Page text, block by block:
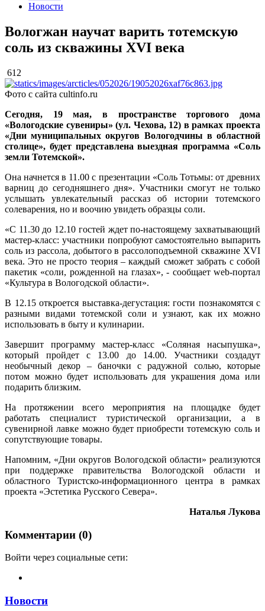
Новости
Вологжан научат варить тотемскую
соль из скважины XVI века
612
Фото с сайта cultinfo.ru
Сегодня, 19 мая, в пространстве торгового дома
«Вологодские сувениры» (ул. Чехова, 12) в рамках проекта
«Дни муниципальных округов Вологодчины в областной
столице», будет представлена выездная программа «Соль
земли Тотемской».
Она начнется в 11.00 с презентации «Соль Тотьмы: от древних
варниц до сегодняшнего дня». Участники смогут не только
услышать увлекательный рассказ об истории тотемского
солеварения, но и воочию увидеть образцы соли.
«С 11.30 до 12.10 гостей ждет по‑настоящему захватывающий
мастер‑класс: участники попробуют самостоятельно выпарить
соль из рассола, добытого в рассолоподъемной скважине XVI
века. Это не просто теория – каждый сможет забрать с собой
пакетик «соли, рожденной на глазах», - сообщает web-портал
«Культура в Вологодской области».
В 12.15 откроется выставка‑дегустация: гости познакомятся с
разными видами тотемской соли и узнают, как их можно
использовать в быту и кулинарии.
Завершит программу мастер‑класс «Соляная насыпушка»,
который пройдет с 13.00 до 14.00. Участники создадут
необычный декор – баночки с радужной солью, которые
потом можно будет использовать для украшения дома или
подарить близким.
На протяжении всего мероприятия на площадке будет
работать специалист туристической организации, а в
сувенирной лавке можно будет приобрести тотемскую соль и
сопутствующие товары.
Напомним, «Дни округов Вологодской области» реализуются
при поддержке правительства Вологодской области и
областного Туристско-информационного центра в рамках
проекта «Эстетика Русского Севера».
Наталья Лукова
Комментарии (0)
Войти через социальные сети:
Новости